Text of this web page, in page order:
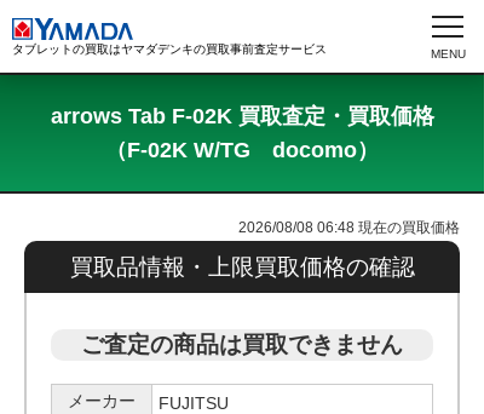
タブレットの買取はヤマダデンキの買取事前査定サービス
arrows Tab F-02K 買取査定・買取価格
（F-02K W/TG docomo）
2026/08/08 06:48 現在の買取価格
買取品情報・上限買取価格の確認
ご査定の商品は買取できません
メーカー
FUJITSU